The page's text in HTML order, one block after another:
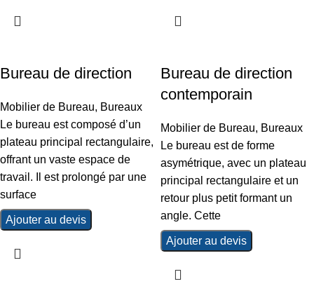
Bureau de direction
Mobilier de Bureau, Bureaux
Le bureau est composé d’un
plateau principal rectangulaire,
offrant un vaste espace de
travail. Il est prolongé par une
surface
Ajouter au devis
Bureau de direction
contemporain
Mobilier de Bureau, Bureaux
Le bureau est de forme
asymétrique, avec un plateau
principal rectangulaire et un
retour plus petit formant un
angle. Cette
Ajouter au devis